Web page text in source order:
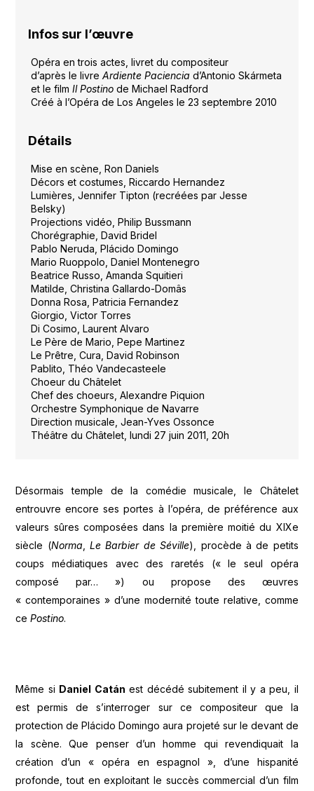
Infos sur l’œuvre
Opéra en trois actes, livret du compositeur
d’après le livre Ardiente Paciencia d’Antonio Skármeta
et le film Il Postinode Michael Radford
Créé à l’Opéra de Los Angeles le 23 septembre 2010
Détails
Mise en scène, Ron Daniels
Décors et costumes, Riccardo Hernandez
Lumières, Jennifer Tipton (recréées par Jesse
Belsky)
Projections vidéo, Philip Bussmann
Chorégraphie, David Bridel
Pablo Neruda, Plácido Domingo
Mario Ruoppolo, Daniel Montenegro
Beatrice Russo, Amanda Squitieri
Matilde, Christina Gallardo-Domâs
Donna Rosa, Patricia Fernandez
Giorgio, Victor Torres
Di Cosimo, Laurent Alvaro
Le Père de Mario, Pepe Martinez
Le Prêtre, Cura, David Robinson
Pablito, Théo Vandecasteele
Choeur du Châtelet
Chef des choeurs, Alexandre Piquion
Orchestre Symphonique de Navarre
Direction musicale, Jean-Yves Ossonce
Théâtre du Châtelet, lundi 27 juin 2011, 20h
Désormais temple de la comédie musicale, le Châtelet
entrouvre encore ses portes à l’opéra, de préférence aux
valeurs sûres composées dans la première moitié du XIXe
siècle (Norma ,Le Barbier de Séville), procède à de petits
coups médiatiques avec des raretés (« le seul opéra
composé par… ») ou propose des œuvres
« contemporaines » d’une modernité toute relative, comme
cePostino.
Même si Daniel Catán est décédé subitement il y a peu, il
est permis de s’interroger sur ce compositeur que la
protection de Plácido Domingo aura projeté sur le devant de
la scène. Que penser d’un homme qui revendiquait la
création d’un « opéra en espagnol », d’une hispanité
profonde, tout en exploitant le succès commercial d’un film